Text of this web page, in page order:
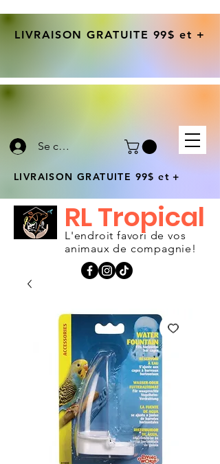
Se connecter
LIVRAISON GRATUITE 99$ et +
L'endroit favori de vos
animaux de compagnie!
RL Tropical
LIVRAISON GRATUITE 99$ et +